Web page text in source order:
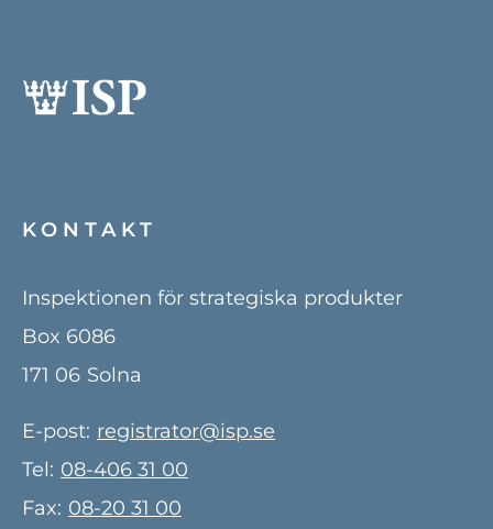
KONTAKT
Inspektionen för strategiska produkter
Box 6086
171 06 Solna
E-post: registrator@isp.se
Tel: 08-406 31 00
Fax: 08-20 31 00